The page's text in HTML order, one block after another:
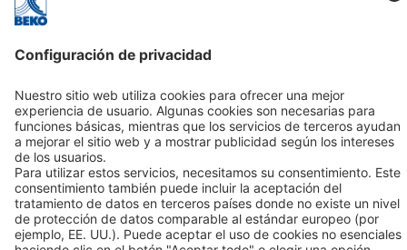
Contacto
BEKO TECNOLÓGICA, S.L.
C/ Torruella i Urpina nº 37-42, nave 6
08758 Cervelló (Barcelona - España)
Tel +34 93 632 76 68